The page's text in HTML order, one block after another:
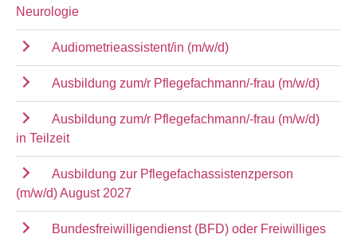
Neurologie
Audiometrieassistent/in (m/w/d)
Ausbildung zum/r Pflegefachmann/-frau (m/w/d)
Ausbildung zum/r Pflegefachmann/-frau (m/w/d)
in Teilzeit
Ausbildung zur Pflegefachassistenzperson
(m/w/d) August 2027
Bundesfreiwilligendienst (BFD) oder Freiwilliges